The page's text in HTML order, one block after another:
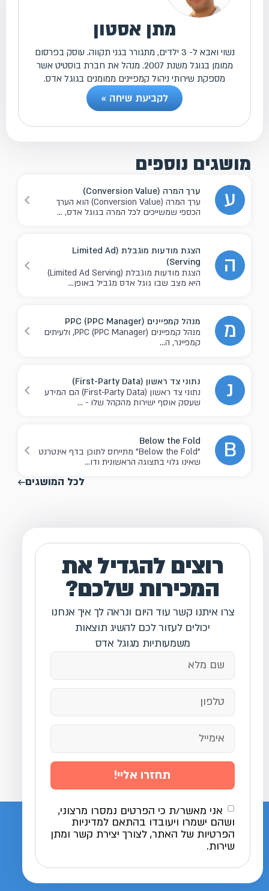
מתן אסטון
נשוי ואבא ל- 3 ילדים, מתגורר בגני תקווה. עוסק בפרסום
ממומן בגוגל משנת 2007. מנהל את חברת בוסטיט אשר
מספקת שירותי ניהול קמפיינים ממומנים בגוגל אדס.
לקביעת שיחה »
מושגים נוספים
ע
ערך המרה (Conversion Value)
ערך המרה (Conversion Value) הוא הערך
הכספי שמשייכים לכל המרה בגוגל אדס, ...
ה
הצגת מודעות מוגבלת (Limited Ad
Serving)
הצגת מודעות מוגבלת (Limited Ad Serving)
היא מצב שבו גוגל אדס מגביל באופן...
מ
מנהל קמפיינים PPC (PPC Manager)
מנהל קמפיינים PPC (PPC Manager), ולעיתים
קמפיינר, ה...
נ
נתוני צד ראשון (First-Party Data)
נתוני צד ראשון (First-Party Data) הם המידע
שעסק אוסף ישירות מהקהל שלו - ...
B
Below the Fold
"Below the Fold" מתייחס לתוכן בדף אינטרנט
שאינו גלוי בתצוגה הראשונית ודו...
לכל המושגים
רוצים להגדיל את
המכירות שלכם?
צרו איתנו קשר עוד היום ונראה לך איך אנחנו
יכולים לעזור לכם להשיג תוצאות
משמעותיות מגוגל אדס
אני מאשר/ת כי הפרטים נמסרו מרצוני,
ושהם ישמרו ויעובדו בהתאם למדיניות
הפרטיות של האתר, לצורך יצירת קשר ומתן
שירות.
תחזרו אליי!